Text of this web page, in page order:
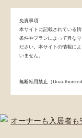
免責事項
本サイトに記載されている
条件やプランによって異な
ださい。本サイトの情報に
いません。
無断転用禁止（